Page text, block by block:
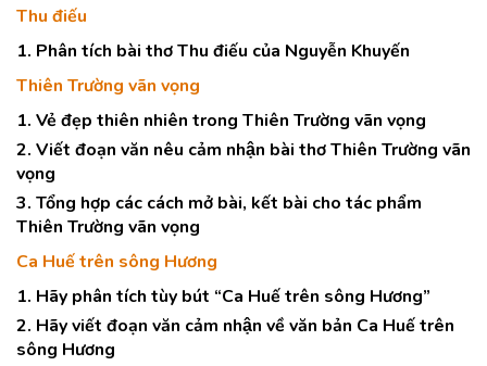
Thu điếu
1. Phân tích bài thơ Thu điếu của Nguyễn Khuyến
Thiên Trường vãn vọng
1. Vẻ đẹp thiên nhiên trong Thiên Trường vãn vọng
2. Viết đoạn văn nêu cảm nhận bài thơ Thiên Trường vãn
vọng
3. Tổng hợp các cách mở bài, kết bài cho tác phẩm
Thiên Trường vãn vọng
Ca Huế trên sông Hương
1. Hãy phân tích tùy bút “Ca Huế trên sông Hương”
2. Hãy viết đoạn văn cảm nhận về văn bản Ca Huế trên
sông Hương